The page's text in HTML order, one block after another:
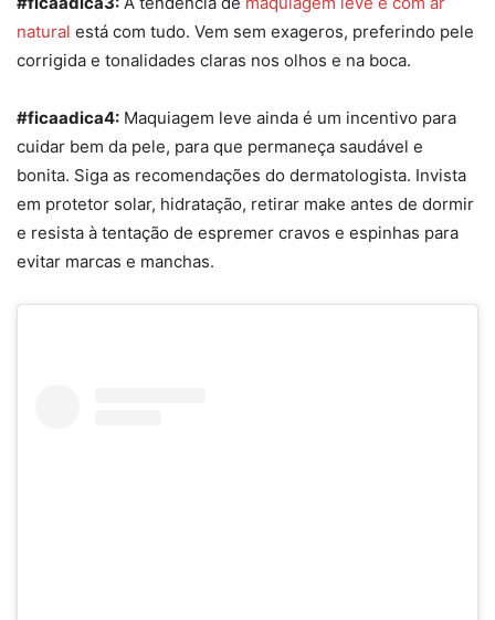
natural está com tudo. Vem sem exageros, preferindo pele
corrigida e tonalidades claras nos olhos e na boca.
#ficaadica4: Maquiagem leve ainda é um incentivo para
cuidar bem da pele, para que permaneça saudável e
bonita. Siga as recomendações do dermatologista. Invista
em protetor solar, hidratação, retirar make antes de dormir
e resista à tentação de espremer cravos e espinhas para
evitar marcas e manchas.